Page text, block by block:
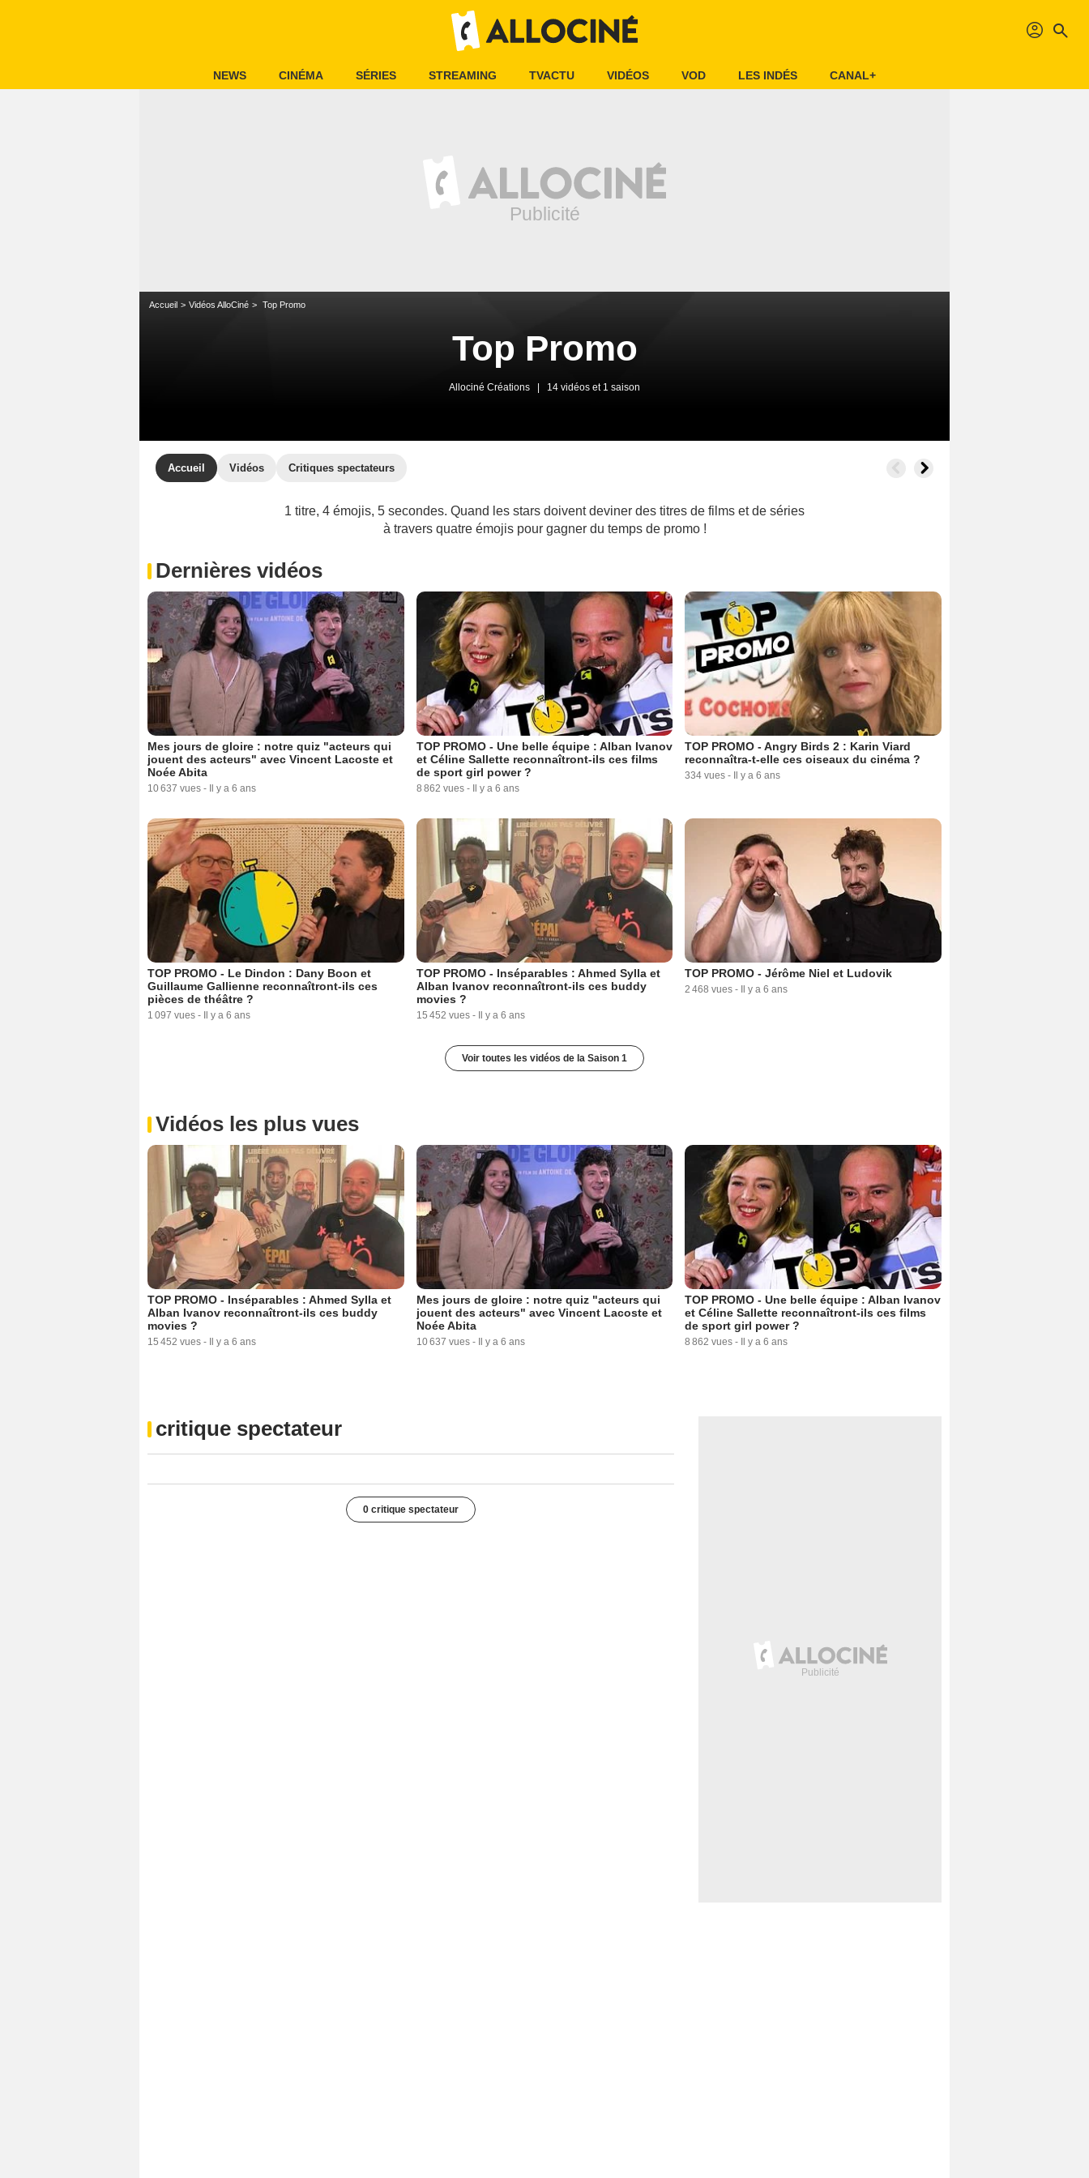
profil search
NEWS CINÉMA SÉRIES STREAMING TVACTU VIDÉOS VOD LES INDÉS CANAL+
Accueil Vidéos AlloCiné Top Promo
Top Promo
Allociné Créations 14 vidéos et 1 saison
Accueil Vidéos Critiques spectateurs
1 titre, 4 émojis, 5 secondes. Quand les stars doivent deviner des titres de films et de séries
à travers quatre émojis pour gagner du temps de promo !
Dernières vidéos
Mes jours de gloire : notre quiz "acteurs qui
jouent des acteurs" avec Vincent Lacoste et
Noée Abita
10 637 vues - Il y a 6 ans
TOP PROMO - Une belle équipe : Alban Ivanov
et Céline Sallette reconnaîtront-ils ces films
de sport girl power ?
8 862 vues - Il y a 6 ans
TOP PROMO - Angry Birds 2 : Karin Viard
reconnaîtra-t-elle ces oiseaux du cinéma ?
334 vues - Il y a 6 ans
TOP PROMO - Le Dindon : Dany Boon et
Guillaume Gallienne reconnaîtront-ils ces
pièces de théâtre ?
1 097 vues - Il y a 6 ans
TOP PROMO - Inséparables : Ahmed Sylla et
Alban Ivanov reconnaîtront-ils ces buddy
movies ?
15 452 vues - Il y a 6 ans
TOP PROMO - Jérôme Niel et Ludovik
2 468 vues - Il y a 6 ans
Voir toutes les vidéos de la Saison 1
Vidéos les plus vues
TOP PROMO - Inséparables : Ahmed Sylla et
Alban Ivanov reconnaîtront-ils ces buddy
movies ?
15 452 vues - Il y a 6 ans
Mes jours de gloire : notre quiz "acteurs qui
jouent des acteurs" avec Vincent Lacoste et
Noée Abita
10 637 vues - Il y a 6 ans
TOP PROMO - Une belle équipe : Alban Ivanov
et Céline Sallette reconnaîtront-ils ces films
de sport girl power ?
8 862 vues - Il y a 6 ans
critique spectateur
0 critique spectateur